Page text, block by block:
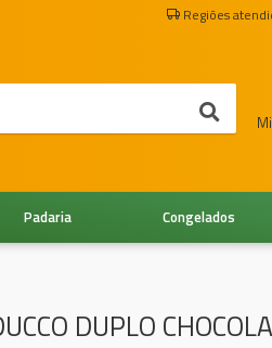
Regiões
Congelados
Padaria
DUPLO